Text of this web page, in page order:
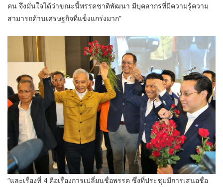
คน จึงมั่นใจได้ว่าขณะนี้พรรคชาติพัฒนา มีบุคลากรที่มีความรู้ความ
สามารถด้านเศรษฐกิจที่แข็งแกร่งมาก”
“และเรื่องที่ 4 คือเรื่องการเปลี่ยนชื่อพรรค ซึ่งที่ประชุมมีการเสนอชื่อ